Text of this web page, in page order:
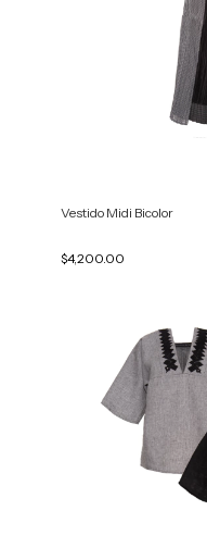
Vestido Midi Bicolor
$4,200.00